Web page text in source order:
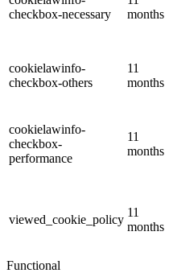
checkbox-necessary
months
cookielawinfo-
checkbox-others
11
months
cookielawinfo-
checkbox-
performance
11
months
viewed_cookie_policy
11
months
Functional